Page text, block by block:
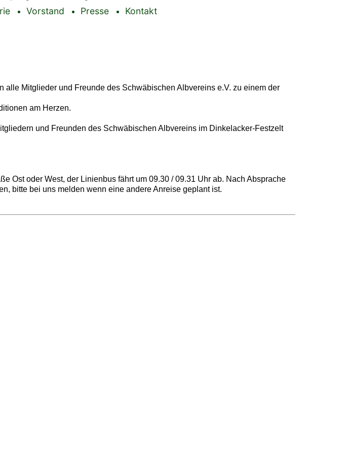
Vorstand Presse Kontakt
Mitglieder und Freunde des Schwäbischen Albvereins e.V. zu einem der
am Herzen.
und Freunden des Schwäbischen Albvereins im Dinkelacker-Festzelt
Ost oder West, der Linienbus fährt um 09.30 / 09.31 Uhr ab. Nach Absprache
bitte bei uns melden wenn eine andere Anreise geplant ist.